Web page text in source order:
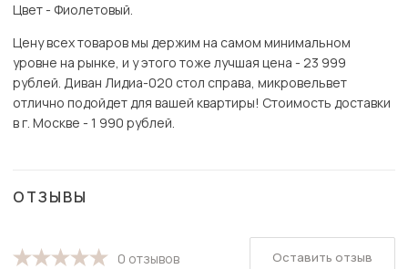
Цвет - Фиолетовый.
Цену всех товаров мы держим на самом минимальном
уровне на рынке, и у этого тоже лучшая цена - 23 999
рублей. Диван Лидиа-020 стол справа, микровельвет
отлично подойдет для вашей квартиры! Стоимость доставки
в г. Москве - 1 990 рублей.
ОТЗЫВЫ
0 отзывов Оставить отзыв